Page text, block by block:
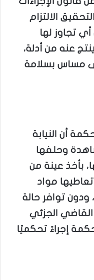
الالتزام
تجاوز لها
عنه من أدلة،
مساس بسلامة
أن النيابة
وحلفها
بأخذ عينة من
مواد
ودون توافر حالة
الجزئي
إجراءً تحكميًا